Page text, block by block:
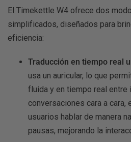
El Timekettle W4 ofrece dos
simplificados, diseñados para
eficiencia:
Traducción en tiempo real
usa un auricular, lo que
fluida y en tiempo real entre
conversaciones cara a
usuarios hablar de manera
pausas, mejorando la